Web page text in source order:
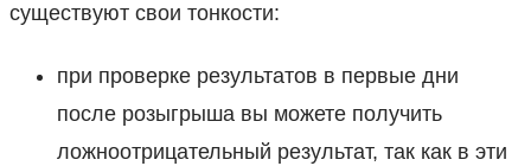
существуют свои тонкости:
при проверке результатов в первые дни
после розыгрыша вы можете получить
ложноотрицательный результат, так как в эти